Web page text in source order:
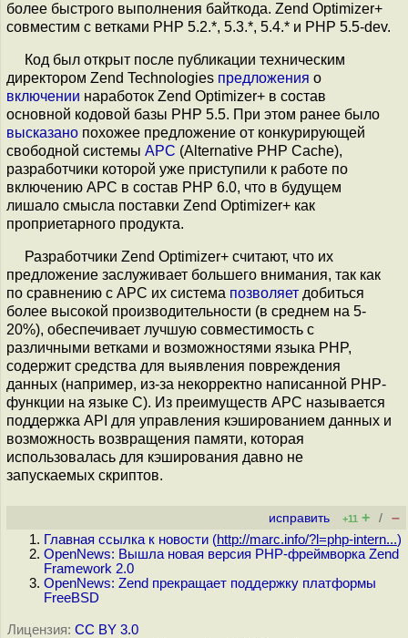
более быстрого выполнения байткода. Zend Optimizer+
совместим с ветками PHP 5.2.*, 5.3.*, 5.4.* и PHP 5.5-dev.
Код был открыт после публикации техническим
директором Zend Technologies предложения о
включении наработок Zend Optimizer+ в состав
основной кодовой базы PHP 5.5. При этом ранее было
высказано похожее предложение от конкурирующей
свободной системы APC (Alternative PHP Cache),
разработчики которой уже приступили к работе по
включению APC в состав PHP 6.0, что в будущем
лишало смысла поставки Zend Optimizer+ как
проприетарного продукта.
Разработчики Zend Optimizer+ считают, что их
предложение заслуживает большего внимания, так как
по сравнению с APC их система позволяет добиться
более высокой производительности (в среднем на 5-
20%), обеспечивает лучшую совместимость с
различными ветками и возможностями языка PHP,
содержит средства для выявления повреждения
данных (например, из-за некорректно написанной PHP-
функции на языке C). Из преимуществ APC называется
поддержка API для управления кэшированием данных и
возможность возвращения памяти, которая
использовалась для кэширования давно не
запускаемых скриптов.
исправить +11 + / –
Главная ссылка к новости (http://marc.info/?l=php-intern...)
OpenNews: Вышла новая версия PHP-фреймворка Zend
Framework 2.0
OpenNews: Zend прекращает поддержку платформы
FreeBSD
Лицензия: CC BY 3.0